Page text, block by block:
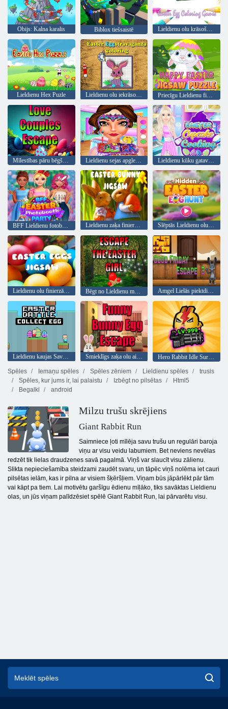
Obijs: Kalna karalis Biblox tiešsaistē Lieldienu olu krāsošanas spēles
Lieldienu Hex Puzle Lieldienu olu iekrāsošana Priecīgu Lieldienu finierzāģis
Lieldienu sejas apgleznošana
BFF Lieldienu fotobūdiņa ballīte Lieldienu zaķa finierzāģis Slēptās Lieldienu olu medības
Lieldienu olu finierzāģis Bēgt no Lieldienu meitenes Amgel Lielās piektdienas bēgšana 3
Smieklīgs zaķa olu aizbēgšana
Hero Rabbit Idle Survivor RPG
Spēles
Iemaņu spēles Spēles zēniem Lieldienu spēles
trusis
Spēles, kur jums ir, lai palaistu
Izbēgt no pilsētas
Html5
Begalki
android
Milzu trušu skrējiens
Giant Rabbit Run
Saimniece ļoti mīlēja savu trušu un regulāri baroja
viņu ar visu veidu labumiem. Bet neviens nevēlas
redzēt tik lielas draudzenes savā pagalmā. Viņš var slaucīt visu zālienu.
Slikta nepieciešamība steidzami zaudēt svaru, un tāpēc viņš nolēma iet cauri
pilsētas ielām, kas ir pilna ar visiem šķēršļiem. Viņam būs jāpārlēkt pār tām
vai kāpt pa tiem. Lai motivētu garšīgu ēdienu mīļāko, tiks savāktas Lieldienu
olas, un jūs viņam palīdzēsiet spēlē Giant Rabbit Run, lai pārvarētu visu.